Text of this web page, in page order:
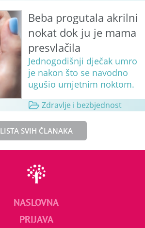
Beba progutala akrilni
nokat dok ju je mama
presvlačila
Jednogodišnji dječak umro
je nakon što se navodno
ugušio umjetnim noktom.
Zdravlje i bezbjednost
LISTA SVIH ČLANAKA
NASLOVNA
PRIJAVA